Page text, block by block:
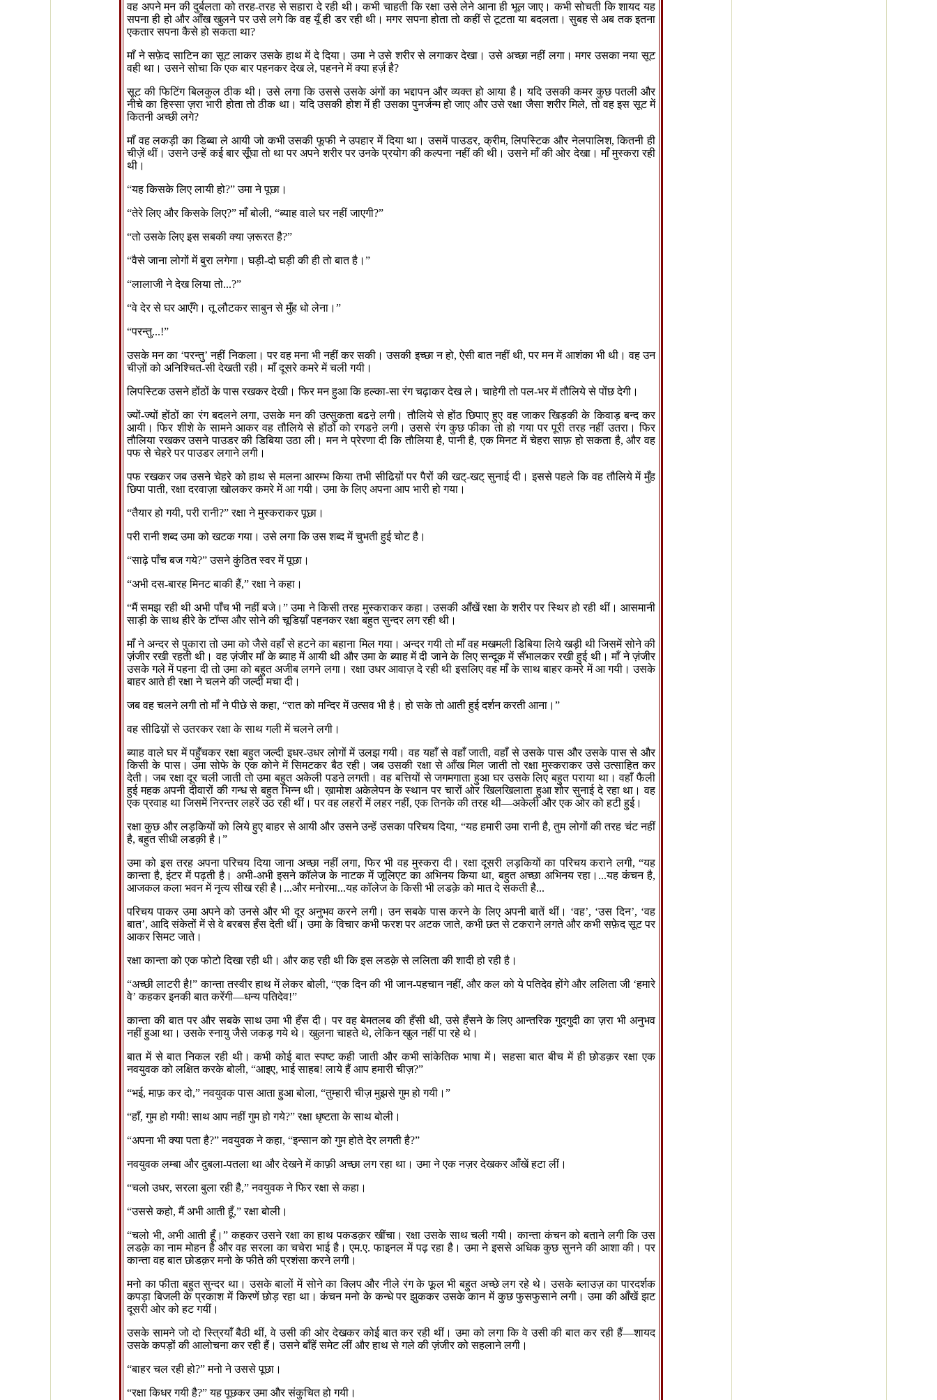
वह अपने मन की दुर्बलता को तरह-तरह से सहारा दे रही थी। कभी चाहती कि रक्षा उसे लेने आना ही भूल जाए। कभी सोचती कि शायद यह
सपना ही हो और आँख खुलने पर उसे लगे कि वह यूँ ही डर रही थी। मगर सपना होता तो कहीं से टूटता या बदलता। सुबह से अब तक इतना
एकतार सपना कैसे हो सकता था?
माँ ने सफ़ेद साटिन का सूट लाकर उसके हाथ में दे दिया। उमा ने उसे शरीर से लगाकर देखा। उसे अच्छा नहीं लगा। मगर उसका नया सूट
वही था। उसने सोचा कि एक बार पहनकर देख ले,पहनने में क्या हर्ज़ है?
सूट की फिटिंग बिलकुल ठीक थी। उसे लगा कि उससे उसके अंगों का भद्दापन और व्यक्त हो आया है। यदि उसकी कमर कुछ पतली और
नीचे का हिस्सा ज़रा भारी होता तो ठीक था। यदि उसकी होश में ही उसका पुनर्जन्म हो जाए और उसे रक्षा जैसा शरीर मिले,तो वह इस सूट में
कितनी अच्छी लगे?
माँ वह लकड़ी का डिब्बा ले आयी जो कभी उसकी फूफी ने उपहार में दिया था। उसमें पाउडर,क्रीम,लिपस्टिक और नेलपालिश,कितनी ही
चीज़ें थीं। उसने उन्हें कई बार सूँघा तो था पर अपने शरीर पर उनके प्रयोग की कल्पना नहीं की थी। उसने माँ की ओर देखा। माँ मुस्करा रही
थी।
“यह किसके लिए लायी हो?”उमा ने पूछा।
“तेरे लिए और किसके लिए?”माँ बोली, “ब्याह वाले घर नहीं जाएगी?”
“तो उसके लिए इस सबकी क्या ज़रूरत है?”
“वैसे जाना लोगों में बुरा लगेगा। घड़ी-दो घड़ी की ही तो बात है। ”
“लालाजी ने देख लिया तो...?”
“वे देर से घर आएँगे। तू लौटकर साबुन से मुँह धो लेना। ”
“परन्तु...!”
उसके मन का ‘परन्तु’नहीं निकला। पर वह मना भी नहीं कर सकी। उसकी इच्छा न हो,ऐसी बात नहीं थी,पर मन में आशंका भी थी। वह उन
चीज़ों को अनिश्चित-सी देखती रही। माँ दूसरे कमरे में चली गयी।
लिपस्टिक उसने होंठों के पास रखकर देखी। फिर मन हुआ कि हल्का-सा रंग चढ़ाकर देख ले। चाहेगी तो पल-भर में तौलिये से पोंछ देगी।
ज्यों-ज्यों होंठों का रंग बदलने लगा,उसके मन की उत्सुकता बढऩे लगी। तौलिये से होंठ छिपाए हुए वह जाकर खिड़की के किवाड़ बन्द कर
आयी। फिर शीशे के सामने आकर वह तौलिये से होंठों को रगडऩे लगी। उससे रंग कुछ फीका तो हो गया पर पूरी तरह नहीं उतरा। फिर
तौलिया रखकर उसने पाउडर की डिबिया उठा ली। मन ने प्रेरणा दी कि तौलिया है,पानी है,एक मिनट में चेहरा साफ़ हो सकता है,और वह
पफ से चेहरे पर पाउडर लगाने लगी।
पफ रखकर जब उसने चेहरे को हाथ से मलना आरम्भ किया तभी सीढिय़ों पर पैरों की खट्‌-खट्‌ सुनाई दी। इससे पहले कि वह तौलिये में मुँह
छिपा पाती,रक्षा दरवाज़ा खोलकर कमरे में आ गयी। उमा के लिए अपना आप भारी हो गया।
“तैयार हो गयी,परी रानी?”रक्षा ने मुस्कराकर पूछा।
परी रानी शब्द उमा को खटक गया। उसे लगा कि उस शब्द में चुभती हुई चोट है।
“साढ़े पाँच बज गये?”उसने कुंठित स्वर में पूछा।
“अभी दस-बारह मिनट बाकी हैं,”रक्षा ने कहा।
“मैं समझ रही थी अभी पाँच भी नहीं बजे। ”उमा ने किसी तरह मुस्कराकर कहा। उसकी आँखें रक्षा के शरीर पर स्थिर हो रही थीं। आसमानी
साड़ी के साथ हीरे के टॉप्स और सोने की चूडिय़ाँ पहनकर रक्षा बहुत सुन्दर लग रही थी।
माँ ने अन्दर से पुकारा तो उमा को जैसे वहाँ से हटने का बहाना मिल गया। अन्दर गयी तो माँ वह मखमली डिबिया लिये खड़ी थी जिसमें सोने की
ज़ंजीर रखी रहती थी। वह ज़ंजीर माँ के ब्याह में आयी थी और उमा के ब्याह में दी जाने के लिए सन्दूक में सँभालकर रखी हुई थी। माँ ने ज़ंजीर
उसके गले में पहना दी तो उमा को बहुत अजीब लगने लगा। रक्षा उधर आवाज़ दे रही थी इसलिए वह माँ के साथ बाहर कमरे में आ गयी। उसके
बाहर आते ही रक्षा ने चलने की जल्दी मचा दी।
जब वह चलने लगी तो माँ ने पीछे से कहा, “रात को मन्दिर में उत्सव भी है। हो सके तो आती हुई दर्शन करती आना। ”
वह सीढिय़ों से उतरकर रक्षा के साथ गली में चलने लगी।
ब्याह वाले घर में पहुँचकर रक्षा बहुत जल्दी इधर-उधर लोगों में उलझ गयी। वह यहाँ से वहाँ जाती,वहाँ से उसके पास और उसके पास से और
किसी के पास। उमा सोफे के एक कोने में सिमटकर बैठ रही। जब उसकी रक्षा से आँख मिल जाती तो रक्षा मुस्कराकर उसे उत्साहित कर
देती। जब रक्षा दूर चली जाती तो उमा बहुत अकेली पडऩे लगती। वह बत्तियों से जगमगाता हुआ घर उसके लिए बहुत पराया था। वहाँ फैली
हुई महक अपनी दीवारों की गन्ध से बहुत भिन्न थी। ख़ामोश अकेलेपन के स्थान पर चारों ओर खिलखिलाता हुआ शोर सुनाई दे रहा था। वह
एक प्रवाह था जिसमें निरन्तर लहरें उठ रही थीं। पर वह लहरों में लहर नहीं,एक तिनके की तरह थी—अकेली और एक ओर को हटी हुई।
रक्षा कुछ और लड़कियों को लिये हुए बाहर से आयी और उसने उन्हें उसका परिचय दिया, “यह हमारी उमा रानी है,तुम लोगों की तरह चंट नहीं
है,बहुत सीधी लडक़ी है। ”
उमा को इस तरह अपना परिचय दिया जाना अच्छा नहीं लगा,फिर भी वह मुस्करा दी। रक्षा दूसरी लड़कियों का परिचय कराने लगी, “यह
कान्ता है,इंटर में पढ़ती है। अभी-अभी इसने कॉलेज के नाटक में जूलिएट का अभिनय किया था,बहुत अच्छा अभिनय रहा।...यह कंचन है,
आजकल कला भवन में नृत्य सीख रही है।...और मनोरमा...यह कॉलेज के किसी भी लडक़े को मात दे सकती है...
परिचय पाकर उमा अपने को उनसे और भी दूर अनुभव करने लगी। उन सबके पास करने के लिए अपनी बातें थीं। ‘वह’, ‘उस दिन’, ‘वह
बात’, आदि संकेतों में से वे बरबस हँस देती थीं। उमा के विचार कभी फरश पर अटक जाते,कभी छत से टकराने लगते और कभी सफ़ेद सूट पर
आकर सिमट जाते।
रक्षा कान्ता को एक फोटो दिखा रही थी। और कह रही थी कि इस लडक़े से ललिता की शादी हो रही है।
“अच्छी लाटरी है!”कान्ता तस्वीर हाथ में लेकर बोली, “एक दिन की भी जान-पहचान नहीं,और कल को ये पतिदेव होंगे और ललिता जी ‘हमारे
वे’कहकर इनकी बात करेंगी—धन्य पतिदेव!”
कान्ता की बात पर और सबके साथ उमा भी हँस दी। पर वह बेमतलब की हँसी थी,उसे हँसने के लिए आन्तरिक गुदगुदी का ज़रा भी अनुभव
नहीं हुआ था। उसके स्नायु जैसे जकड़ गये थे। खुलना चाहते थे,लेकिन खुल नहीं पा रहे थे।
बात में से बात निकल रही थी। कभी कोई बात स्पष्ट कही जाती और कभी सांकेतिक भाषा में। सहसा बात बीच में ही छोडक़र रक्षा एक
नवयुवक को लक्षित करके बोली, “आइए, भाई साहब! लाये हैं आप हमारी चीज़?”
“भई,माफ़ कर दो,”नवयुवक पास आता हुआ बोला, “तुम्हारी चीज़ मुझसे गुम हो गयी। ”
“हाँ,गुम हो गयी! साथ आप नहीं गुम हो गये?”रक्षा धृष्टता के साथ बोली।
“अपना भी क्या पता है?”नवयुवक ने कहा, “इन्सान को गुम होते देर लगती है?”
नवयुवक लम्बा और दुबला-पतला था और देखने में काफ़ी अच्छा लग रहा था। उमा ने एक नज़र देखकर आँखें हटा लीं।
“चलो उधर,सरला बुला रही है,”नवयुवक ने फिर रक्षा से कहा।
“उससे कहो,मैं अभी आती हूँ,”रक्षा बोली।
“चलो भी,अभी आती हूँ। ”कहकर उसने रक्षा का हाथ पकडक़र खींचा। रक्षा उसके साथ चली गयी। कान्ता कंचन को बताने लगी कि उस
लडक़े का नाम मोहन है और वह सरला का चचेरा भाई है। एम.ए. फाइनल में पढ़ रहा है। उमा ने इससे अधिक कुछ सुनने की आशा की। पर
कान्ता वह बात छोडक़र मनो के फीते की प्रशंसा करने लगी।
मनो का फीता बहुत सुन्दर था। उसके बालों में सोने का क्लिप और नीले रंग के फूल भी बहुत अच्छे लग रहे थे। उसके ब्लाउज़ का पारदर्शक
कपड़ा बिजली के प्रकाश में किरणें छोड़ रहा था। कंचन मनो के कन्धे पर झुककर उसके कान में कुछ फुसफुसाने लगी। उमा की आँखें झट
दूसरी ओर को हट गयीं।
उसके सामने जो दो स्त्रियाँ बैठी थीं,वे उसी की ओर देखकर कोई बात कर रही थीं। उमा को लगा कि वे उसी की बात कर रही हैं—शायद
उसके कपड़ों की आलोचना कर रही हैं। उसने बाँहें समेट लीं और हाथ से गले की ज़ंजीर को सहलाने लगी।
“बाहर चल रही हो?”मनो ने उससे पूछा।
“रक्षा किधर गयी है?”यह पूछकर उमा और संकुचित हो गयी।